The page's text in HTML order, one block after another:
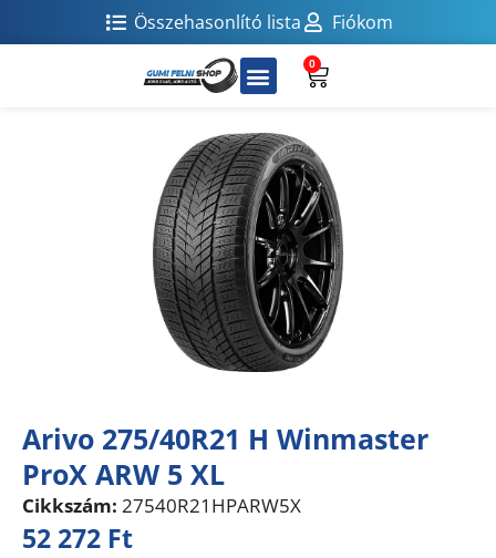
Összehasonlító lista Fiókom
0
Arivo 275/40R21 H Winmaster
ProX ARW 5 XL
Cikkszám: 27540R21HPARW5X
52 272 Ft